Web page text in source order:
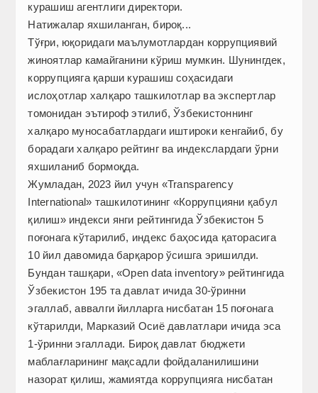
курашиш агентлиги директори.
Натижалар яхшиланган, бироқ...
Тўғри, юқоридаги маълумотлардан коррупциявий
жиноятлар камайганини кўриш мумкин. Шунингдек,
коррупцияга қарши курашиш соҳасидаги
ислоҳотлар халқаро ташкилотлар ва экспертлар
томонидан эътироф этилиб, Ўзбекистоннинг
халқаро муносабатлардаги иштироки кенгайиб, бу
борадаги халқаро рейтинг ва индекслардаги ўрни
яхшиланиб бормоқда.
Жумладан, 2023 йил учун «Transparency
International» ташкилотининг «Коррупцияни қабул
қилиш» индекси янги рейтингида Ўзбекистон 5
поғонага кўтарилиб, индекс баҳосида қаторасига
10 йил давомида барқарор ўсишга эришилди.
Бундан ташқари, «Open data inventory» рейтингида
Ўзбекистон 195 та давлат ичида 30-ўринни
эгаллаб, аввалги йилларга нисбатан 15 поғонага
кўтарилди, Марказий Осиё давлатлари ичида эса
1-ўринни эгаллади. Бироқ давлат бюджети
маблағларининг мақсадли фойдаланилишини
назорат қилиш, жамиятда коррупцияга нисбатан